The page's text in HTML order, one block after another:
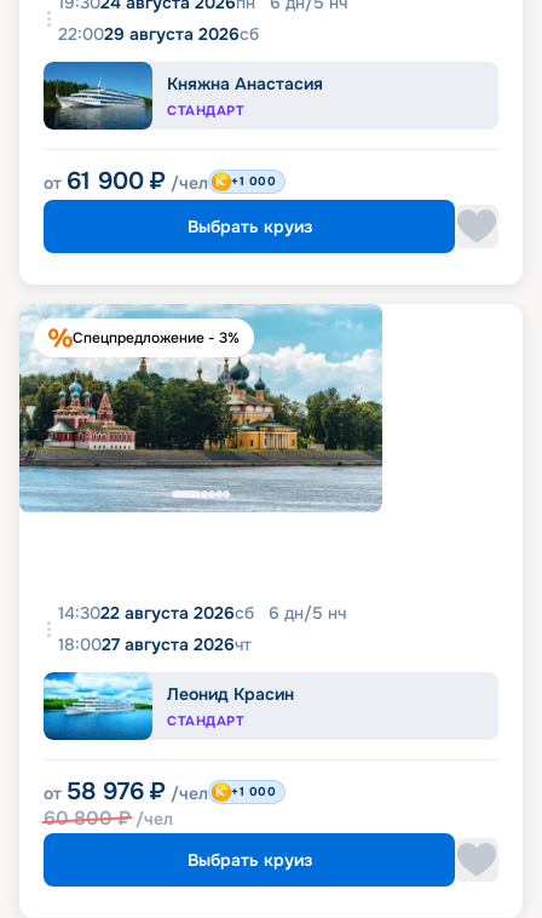
22:0029 августа 2026сб
Княжна Анастасия
СТАНДАРТ
от 61 900 ₽ /чел +1 000
Выбрать круиз
Спецпредложение - 3%
14:3022 августа 2026сб 6 дн/5 нч
18:0027 августа 2026чт
Леонид Красин
СТАНДАРТ
от 58 976 ₽ /чел
60 800₽ /чел
+1 000
Выбрать круиз